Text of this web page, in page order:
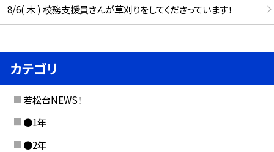
8/6( 木 ) 校務支援員さんが草刈りをしてくださっています！
カテゴリ
若松台NEWS！
●1年
●2年